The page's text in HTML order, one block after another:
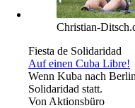
Christian-
Fiesta de Solidaridad
Auf einen Cuba Libre!
Wenn Kuba nach
Solidaridad statt.
Von Aktionsbüro